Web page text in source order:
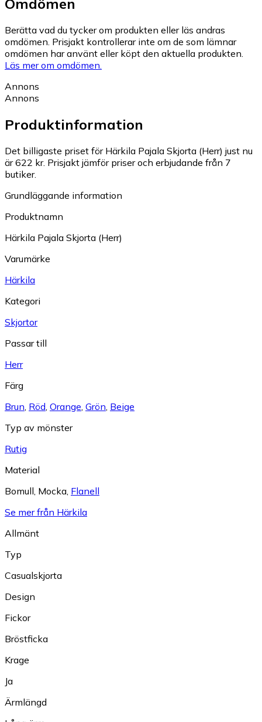
Omdömen
Berätta vad du tycker om produkten eller läs andras
omdömen. Prisjakt kontrollerar inte om de som lämnar
omdömen har använt eller köpt den aktuella produkten.
Läs mer om omdömen.
Annons
Annons
Produktinformation
Det billigaste priset för Härkila Pajala Skjorta (Herr) just nu
är 622 kr. Prisjakt jämför priser och erbjudande från 7
butiker.
Grundläggande information
Produktnamn
Härkila Pajala Skjorta (Herr)
Varumärke
Härkila
Kategori
Skjortor
Passar till
Herr
Färg
Brun, Röd, Orange, Grön, Beige
Typ av mönster
Rutig
Material
Bomull, Mocka, Flanell
Se mer från Härkila
Allmänt
Typ
Casualskjorta
Design
Fickor
Bröstficka
Krage
Ja
Ärmlängd